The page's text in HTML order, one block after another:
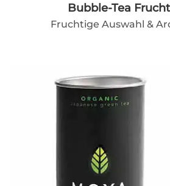
Bubble-Tea
Fruchtige Auswahl &